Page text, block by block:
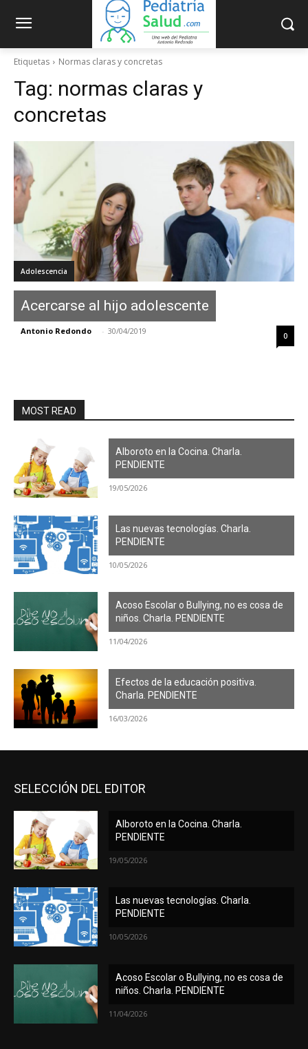
Etiquetas Normas claras y concretas
Tag: normas claras y
concretas
Adolescencia
Acercarse al hijo adolescente
Antonio Redondo - 30/04/2019 0
MOST READ
Alboroto en la Cocina. Charla.
PENDIENTE
19/05/2026
Las nuevas tecnologías. Charla.
PENDIENTE
10/05/2026
Acoso Escolar o Bullying, no es cosa de
niños. Charla. PENDIENTE
11/04/2026
Efectos de la educación positiva.
Charla. PENDIENTE
16/03/2026
SELECCIÓN DEL EDITOR
Alboroto en la Cocina. Charla.
PENDIENTE
19/05/2026
Las nuevas tecnologías. Charla.
PENDIENTE
10/05/2026
Acoso Escolar o Bullying, no es cosa de
niños. Charla. PENDIENTE
11/04/2026